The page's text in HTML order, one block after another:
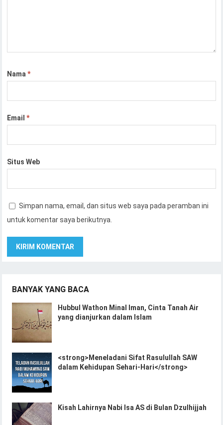
Nama*
Email*
Situs Web
Simpan nama, email, dan situs web saya pada peramban ini
untuk komentar saya berikutnya.
BANYAK YANG BACA
Hubbul Wathon Minal Iman, Cinta Tanah Air
yang dianjurkan dalam Islam
<strong>Meneladani Sifat Rasulullah SAW
dalam Kehidupan Sehari-Hari</strong>
Kisah Lahirnya Nabi Isa AS di Bulan Dzulhijjah